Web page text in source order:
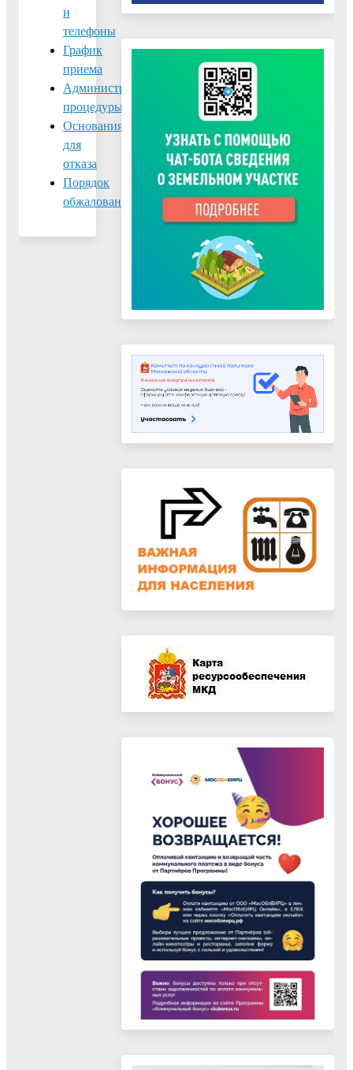
и
телефоны
График
приема
Административные
процедуры
Основания
для
отказа
Порядок
обжалования